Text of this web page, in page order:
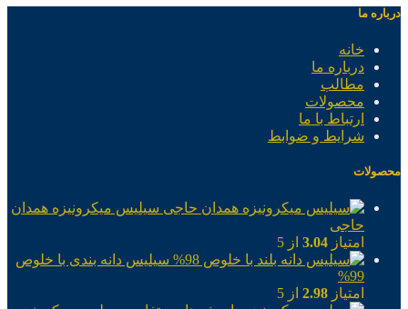
درباره ما
خانه
درباره ما
مطالب
محصولات
ارتباط با ما
شرایط و ضوابط
محصولات
سیلیس میکرونیزه همدان
حاجی
امتیاز 3.04 از 5
سیلیس دانه بندی با خلوص
99%
امتیاز 2.98 از 5